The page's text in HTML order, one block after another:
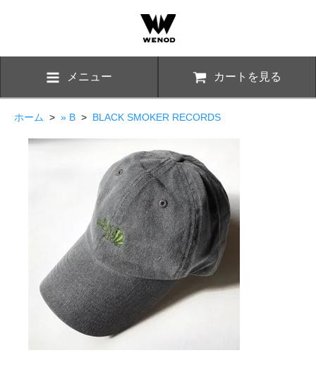
メニュー カートを見る
ホーム > » B > BLACK SMOKER RECORDS